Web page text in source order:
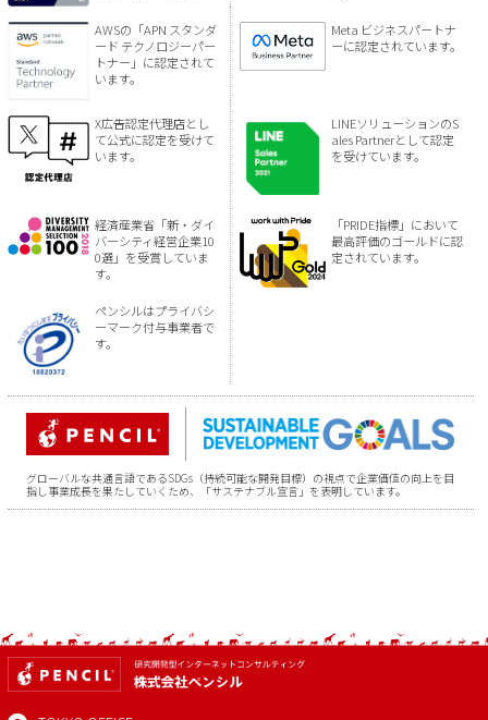
AWSの「APN スタンダ
ード テクノロジーパー
トナー」に認定されて
います。
Meta ビジネスパートナ
ーに認定されています。
X広告認定代理店とし
て公式に認定を受けて
います。
LINEソリューションのS
ales Partnerとして認定
を受けています。
経済産業省「新・ダイ
バーシティ経営企業10
0選」を受賞していま
す。
「PRIDE指標」において
最高評価のゴールドに認
定されています。
ペンシルはプライバシ
ーマーク付与事業者で
す。
グローバルな共通言語であるSDGs（持続可能な開発目標）の視点で企業価値の向上を目
指し事業成長を果たしていくため、「サステナブル宣言」を表明しています。